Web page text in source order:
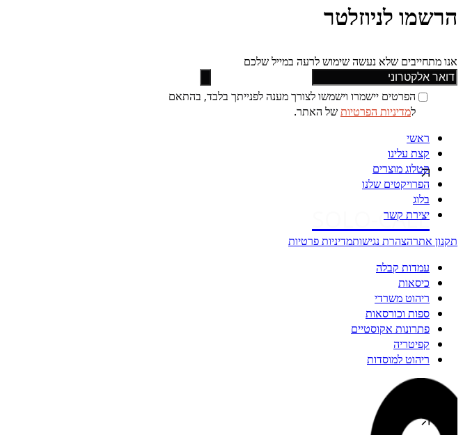
SOLO-CALL
הרשמו לניוזלטר
אנו מתחייבים שלא נעשה שימוש לרעה במייל שלכם
הפרטים יישמרו וישמשו לצורך מענה לפנייתך בלבד, בהתאם
למדיניות הפרטיותשל האתר.
ראשי
קצת עלינו
קטלוג מוצרים
הפרויקטים שלנו
בלוג
יצירת קשר
תקנון אתרהצהרת נגישותמדיניות פרטיות
עמדות קבלה
כיסאות
ריהוט משרדי
ספות וכורסאות
פתרונות אקוסטיים
קפיטריה
ריהוט למוסדות